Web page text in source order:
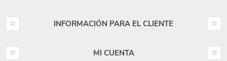
INFORMACIÓN PARA EL CLIENTE
MI CUENTA